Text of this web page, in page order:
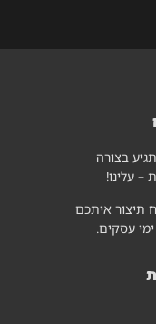
בצורה
עלינו!
תיצור איתכם